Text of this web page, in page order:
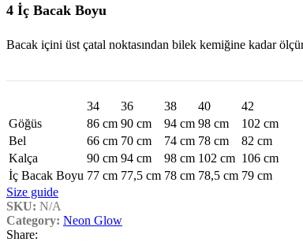
4 İç Bacak Boyu
Bacak içini üst çatal noktasından bilek kemiğine kadar
34 36 38 40
42
Göğüs
86 cm 90 cm 94 cm 98 cm
102 cm
Bel
66 cm 70 cm 74 cm 78 cm
82 cm
Kalça
90 cm 94 cm 98 cm 102 cm 106 cm
İç Bacak Boyu 77 cm 77,5 cm 78 cm 78,5 cm 79 cm
Size guide
SKU: N/A
Category: Neon Glow
Share: